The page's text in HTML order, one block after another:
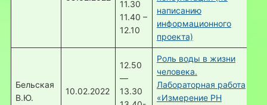
11.30
11.40 –
12.10
написанию
информационного
проекта)
Бельская
В.Ю.
10.02.2022
12.50
—
13.30
Роль воды в жизни
человека.
Лабораторная работа
«Измерение РН